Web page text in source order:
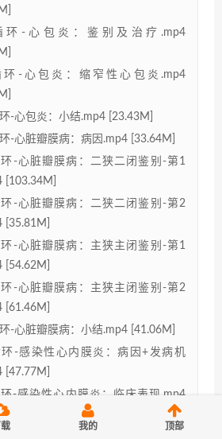
环-心包炎：鉴别及治疗.mp4
环-心包炎：缩窄性心包炎.mp4
-心包炎：小结.mp4 [23.43M]
-心脏瓣膜病：病因.mp4 [33.64M]
环-心脏瓣膜病：二狭二闭鉴别-第1
[103.34M]
环-心脏瓣膜病：二狭二闭鉴别-第2
[35.81M]
环-心脏瓣膜病：主狭主闭鉴别-第1
[54.62M]
环-心脏瓣膜病：主狭主闭鉴别-第2
[61.46M]
-心脏瓣膜病：小结.mp4 [41.06M]
环-感染性心内膜炎：病因+发病机
[47.77M]
-感染性心内膜炎：临床表现.mp4
载 我的 顶部